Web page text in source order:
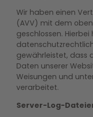
Wir haben einen
(AVV) mit dem
geschlossen.
gewährleistet, dass
Daten unserer
Weisungen und
verarbeitet.
Server-Log-